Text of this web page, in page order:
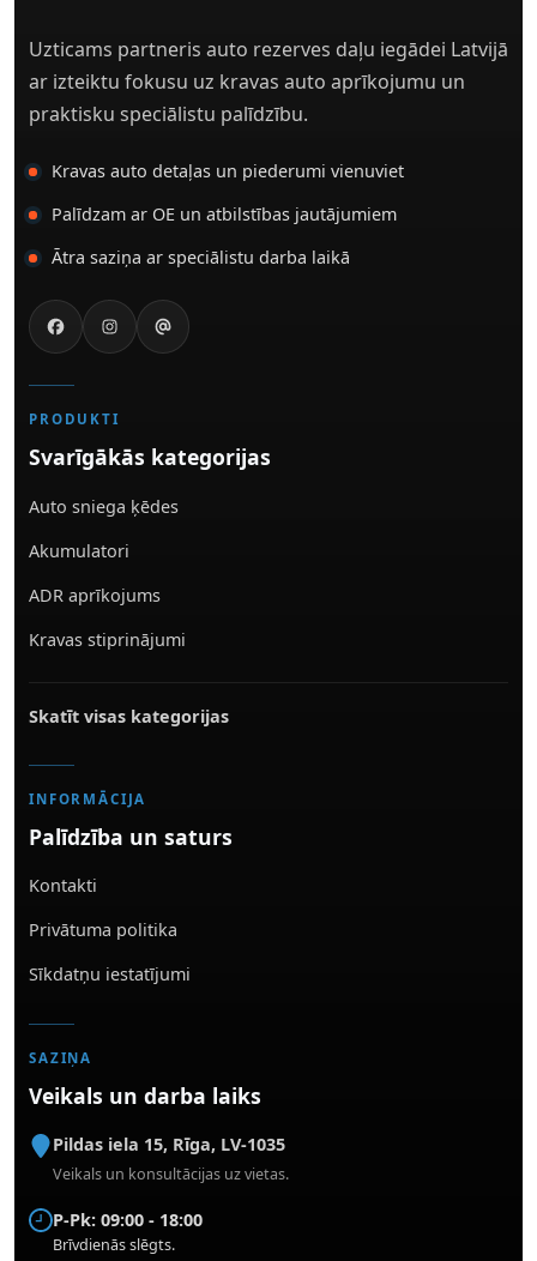
Uzticams partneris auto rezerves daļu iegādei Latvijā
ar izteiktu fokusu uz kravas auto aprīkojumu un
praktisku speciālistu palīdzību.
Kravas auto detaļas un piederumi vienuviet
Palīdzam ar OE un atbilstības jautājumiem
Ātra saziņa ar speciālistu darba laikā
PRODUKTI
Svarīgākās kategorijas
Auto sniega ķēdes
Akumulatori
ADR aprīkojums
Kravas stiprinājumi
Skatīt visas kategorijas
INFORMĀCIJA
Palīdzība un saturs
Kontakti
Privātuma politika
Sīkdatņu iestatījumi
SAZIŅA
Veikals un darba laiks
Pildas iela 15, Rīga, LV-1035
Veikals un konsultācijas uz vietas.
P-Pk: 09:00 - 18:00
Brīvdienās slēgts.